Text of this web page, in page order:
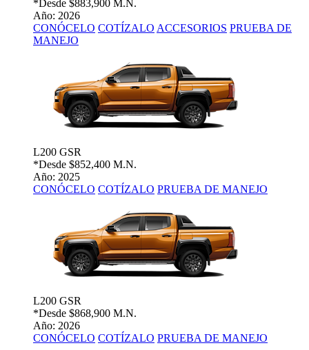
*Desde $883,900 M.N.
Año: 2026
CONÓCELO COTÍZALO ACCESORIOS PRUEBA DE
MANEJO
L200 GSR
*Desde $852,400 M.N.
Año: 2025
CONÓCELO COTÍZALO PRUEBA DE MANEJO
L200 GSR
*Desde $868,900 M.N.
Año: 2026
CONÓCELO COTÍZALO PRUEBA DE MANEJO